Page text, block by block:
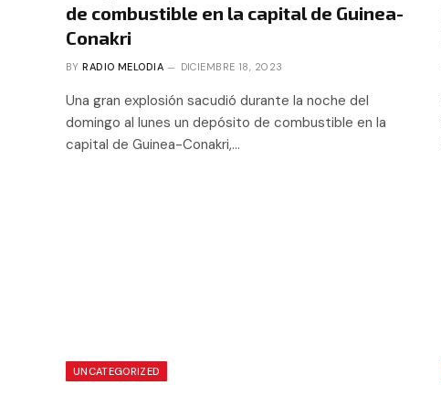
de combustible en la capital de Guinea-
Conakri
BY RADIO MELODIA DICIEMBRE 18, 2023
Una gran explosión sacudió durante la noche del
domingo al lunes un depósito de combustible en la
capital de Guinea-Conakri,…
UNCATEGORIZED